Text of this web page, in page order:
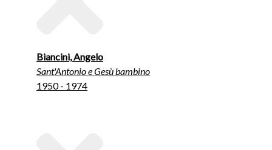
Biancini, Angelo
Sant'Antonio e Gesù bambino
1950 - 1974